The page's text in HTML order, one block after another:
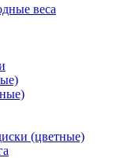
веса
(цветные)